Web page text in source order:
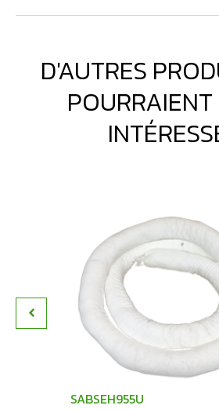
D'AUTRES
SABSEH955U